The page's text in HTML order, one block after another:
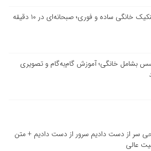
خانگی ساده و فوری؛ صبحانه‌ای در ۱۰ دقیقه
بشامل خانگی؛ آموزش گام‌به‌گام و تصویری
سر از دست دادیم سرور از دست دادیم + متن
عالی